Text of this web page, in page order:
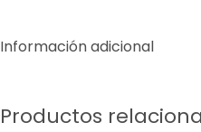
Información adicional
Productos